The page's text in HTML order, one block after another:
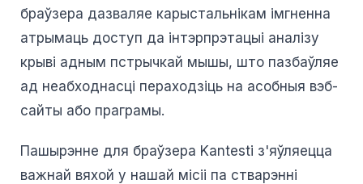
браўзера дазваляе карыстальнікам імгненна
атрымаць доступ да інтэрпрэтацыі аналізу
крыві адным пстрычкай мышы, што пазбаўляе
ад неабходнасці пераходзіць на асобныя вэб-
сайты або праграмы.
Пашырэнне для браўзера Kantesti з'яўляецца
важнай вяхой у нашай місіі па стварэнні